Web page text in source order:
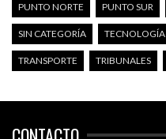
PUNTO NORTE PUNTO SUR
SIN CATEGORÍA TECNOLOGÍA
TRANSPORTE TRIBUNALES